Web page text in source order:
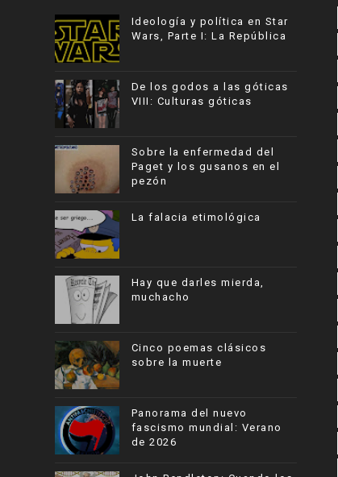
Ideología y política en Star
Wars, Parte I: La República
De los godos a las góticas
VIII: Culturas góticas
Sobre la enfermedad del
Paget y los gusanos en el
pezón
La falacia etimológica
Hay que darles mierda,
muchacho
Cinco poemas clásicos
sobre la muerte
Panorama del nuevo
fascismo mundial: Verano
de 2026